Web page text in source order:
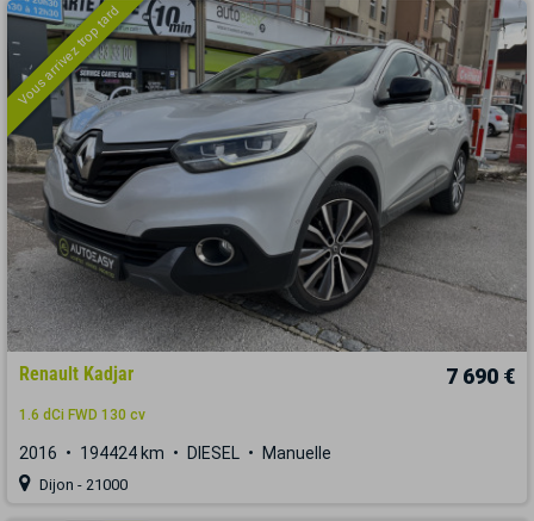
Vous arrivez trop tard
Renault Kadjar 7 690 €
1.6 dCi FWD 130 cv
2016 194424 km DIESEL Manuelle
Dijon - 21000